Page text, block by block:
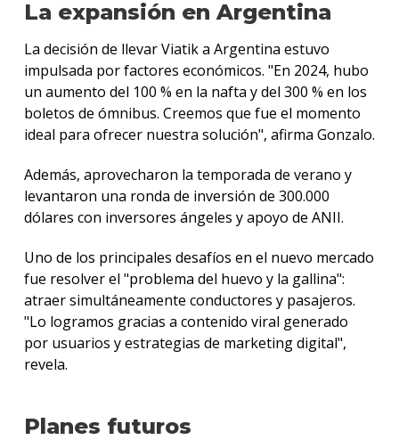
La expansión en Argentina
La decisión de llevar Viatik a Argentina estuvo
impulsada por factores económicos. "En 2024, hubo
un aumento del 100 % en la nafta y del 300 % en los
boletos de ómnibus. Creemos que fue el momento
ideal para ofrecer nuestra solución", afirma Gonzalo.
Además, aprovecharon la temporada de verano y
levantaron una ronda de inversión de 300.000
dólares con inversores ángeles y apoyo de ANII.
Uno de los principales desafíos en el nuevo mercado
fue resolver el "problema del huevo y la gallina":
atraer simultáneamente conductores y pasajeros.
"Lo logramos gracias a contenido viral generado
por usuarios y estrategias de marketing digital",
revela.
Planes futuros